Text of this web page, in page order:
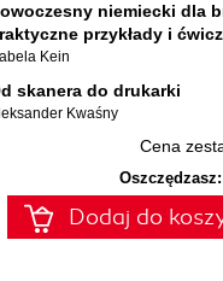
niemiecki dla
przykłady i
Kein
skanera do drukarki
Kwaśny
Cena
Oszczędzasz:
Dodaj do